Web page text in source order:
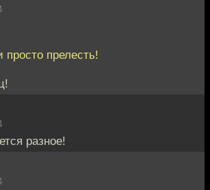
прелесть!
разное!